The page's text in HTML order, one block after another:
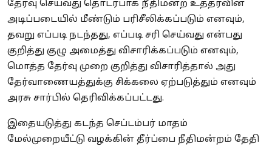
தேர்வு செய்வது தொடர்பாக நீதிமன்ற உத்தரவின்
அடிப்படையில் மீண்டும் பரிசீலிக்கப்படும் எனவும்,
தவறு எப்படி நடந்தது, எப்படி சரி செய்வது என்பது
குறித்து குழு அமைத்து விசாரிக்கப்படும் எனவும்,
மொத்த தேர்வு முறை குறித்து விசாரித்தால் அது
தேர்வாணையத்துக்கு சிக்கலை ஏற்படுத்தும் எனவும்
அரசு சார்பில் தெரிவிக்கப்பட்டது.
இதையடுத்து கடந்த செப்டம்பர் மாதம்
மேல்முறையீட்டு வழக்கின் தீர்ப்பை நீதிமன்றம் தேதி